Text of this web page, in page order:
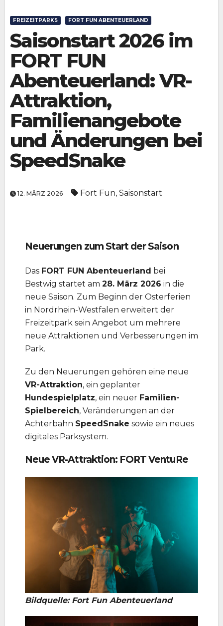
FREIZEITPARKS FORT FUN ABENTEUERLAND
Saisonstart 2026 im
FORT FUN
Abenteuerland: VR-
Attraktion,
Familienangebote
und Änderungen bei
SpeedSnake
12. MÄRZ 2026 Fort Fun, Saisonstart
Neuerungen zum Start der Saison
Das FORT FUN Abenteuerland bei
Bestwig startet am 28. März 2026 in die
neue Saison. Zum Beginn der Osterferien
in Nordrhein-Westfalen erweitert der
Freizeitpark sein Angebot um mehrere
neue Attraktionen und Verbesserungen im
Park.
Zu den Neuerungen gehören eine neue
VR-Attraktion, ein geplanter
Hundespielplatz, ein neuer Familien-
Spielbereich, Veränderungen an der
Achterbahn SpeedSnake sowie ein neues
digitales Parksystem.
Neue VR-Attraktion: FORT VentuRe
Bildquelle: Fort Fun Abenteuerland